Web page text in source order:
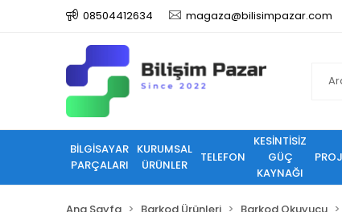
08504412634 magaza@bilisimpazar.com
BİLGİSAYAR
PARÇALARI
KURUMSAL
ÜRÜNLER
TELEFON
KESİNTİSİZ
GÜÇ
KAYNAĞI